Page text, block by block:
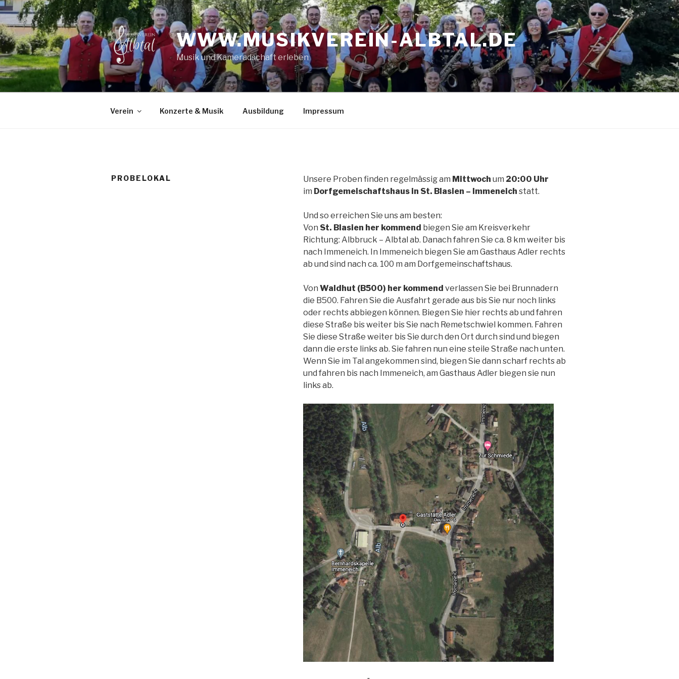
Zum
Inhalt
springen
WWW.MUSIKVEREIN-ALBTAL.DE
Musik und Kameradschaft erleben
Verein Konzerte & Musik Ausbildung Impressum
PROBELOKAL Unsere Proben finden regelmässig am Mittwoch um 20:00 Uhr
im Dorfgemeischaftshaus in St. Blasien – Immeneich statt.
Und so erreichen Sie uns am besten:
Von St. Blasien her kommend biegen Sie am Kreisverkehr
Richtung: Albbruck – Albtal ab. Danach fahren Sie ca. 8 km weiter bis
nach Immeneich. In Immeneich biegen Sie am Gasthaus Adler rechts
ab und sind nach ca. 100 m am Dorfgemeinschaftshaus.
Von Waldhut (B500) her kommend verlassen Sie bei Brunnadern
die B500. Fahren Sie die Ausfahrt gerade aus bis Sie nur noch links
oder rechts abbiegen können. Biegen Sie hier rechts ab und fahren
diese Straße bis weiter bis Sie nach Remetschwiel kommen. Fahren
Sie diese Straße weiter bis Sie durch den Ort durch sind und biegen
dann die erste links ab. Sie fahren nun eine steile Straße nach unten.
Wenn Sie im Tal angekommen sind, biegen Sie dann scharf rechts ab
und fahren bis nach Immeneich, am Gasthaus Adler biegen sie nun
links ab.